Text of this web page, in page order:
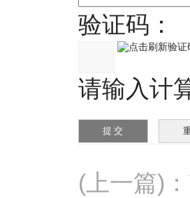
验证码：
请输入计算
(上一篇) ：